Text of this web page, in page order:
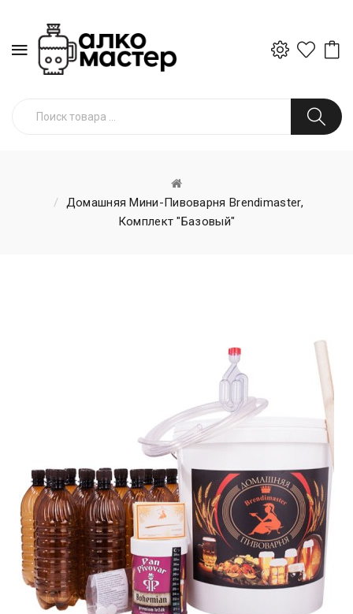
Домашняя Мини-Пивоварня Brendimaster,
Комплект "Базовый"